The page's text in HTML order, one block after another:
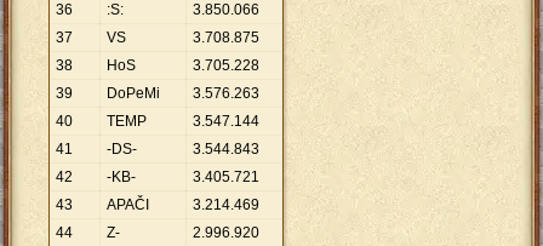
36
:S: 3.850.066
37
VS 3.708.875
38
HoS 3.705.228
39
DoPeMi 3.576.263
40
TEMP 3.547.144
41
-DS- 3.544.843
42
-KB- 3.405.721
43
APAČI 3.214.469
44
Z- 2.996.920